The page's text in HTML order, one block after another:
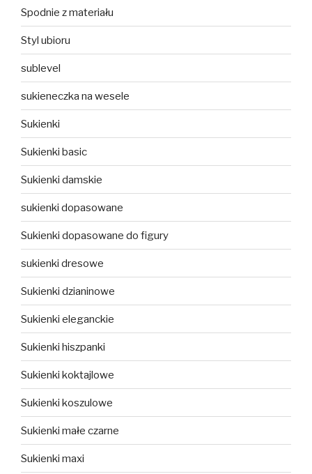
Spodnie z materiału
Styl ubioru
sublevel
sukieneczka na wesele
Sukienki
Sukienki basic
Sukienki damskie
sukienki dopasowane
Sukienki dopasowane do figury
sukienki dresowe
Sukienki dzianinowe
Sukienki eleganckie
Sukienki hiszpanki
Sukienki koktajlowe
Sukienki koszulowe
Sukienki małe czarne
Sukienki maxi